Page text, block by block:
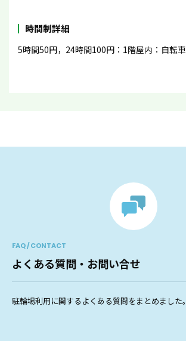
時間制詳細
5時間50円，24時間100円：1階屋内：自転車
FAQ / CONTACT
よくある質問・お問い合せ
駐輪場利用に関するよくある質問をまとめました。